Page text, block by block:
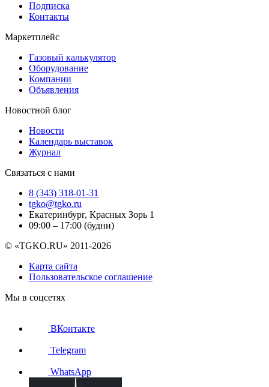
Подписка
Контакты
Маркетплейс
Газовый калькулятор
Оборудование
Компании
Объявления
Новостной блог
Новости
Календарь выставок
Журнал
Связаться с нами
8 (343) 318-01-31
tgko@tgko.ru
Екатеринбург, Красных Зорь 1
09:00 – 17:00 (будни)
© «TGKO.RU» 2011-2026
Карта сайта
Пользовательское соглашение
Мы в соцсетях
ВКонтакте
Telegram
WhatsApp